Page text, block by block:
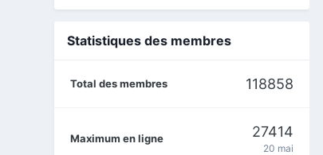
Statistiques des membres
Total des membres 118858
Maximum en ligne 27414
20 mai